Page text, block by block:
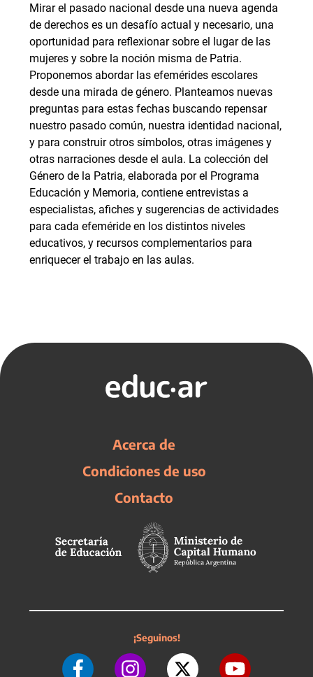
Mirar el pasado nacional desde una nueva agenda
de derechos es un desafío actual y necesario, una
oportunidad para reflexionar sobre el lugar de las
mujeres y sobre la noción misma de Patria.
Proponemos abordar las efemérides escolares
desde una mirada de género. Planteamos nuevas
preguntas para estas fechas buscando repensar
nuestro pasado común, nuestra identidad nacional,
y para construir otros símbolos, otras imágenes y
otras narraciones desde el aula. La colección del
Género de la Patria, elaborada por el Programa
Educación y Memoria, contiene entrevistas a
especialistas, afiches y sugerencias de actividades
para cada efeméride en los distintos niveles
educativos, y recursos complementarios para
enriquecer el trabajo en las aulas.
Acerca de
Condiciones de uso
Contacto
¡Seguinos!